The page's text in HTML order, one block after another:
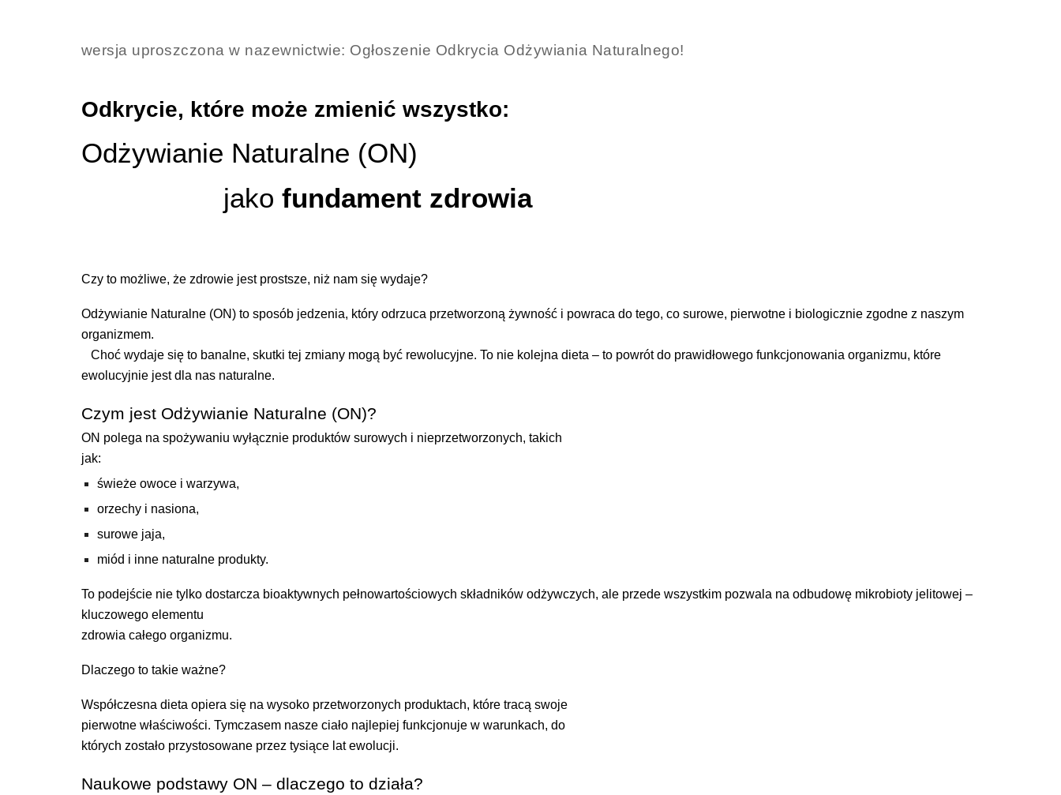
wersja uproszczona w nazewnictwie: Ogłoszenie Odkrycia Odżywiania Naturalnego!
Odkrycie, które może zmienić wszystko:
Odżywianie Naturalne (ON)
jako fundament zdrowia
Czy to możliwe, że zdrowie jest prostsze, niż nam się wydaje?
Odżywianie Naturalne (ON) to sposób jedzenia, który odrzuca przetworzoną żywność i powraca do tego, co surowe, pierwotne i biologicznie zgodne z naszym
organizmem.
Choć wydaje się to banalne, skutki tej zmiany mogą być rewolucyjne. To nie kolejna dieta – to powrót do prawidłowego funkcjonowania organizmu, które
ewolucyjnie jest dla nas naturalne.
Czym jest Odżywianie Naturalne (ON)?
ON polega na spożywaniu wyłącznie produktów surowych i nieprzetworzonych, takich
jak:
świeże owoce i warzywa,
orzechy i nasiona,
surowe jaja,
miód i inne naturalne produkty.
To podejście nie tylko dostarcza bioaktywnych pełnowartościowych składników odżywczych, ale przede wszystkim pozwala na odbudowę mikrobioty jelitowej –
kluczowego elementu
zdrowia całego organizmu.
Dlaczego to takie ważne?
Współczesna dieta opiera się na wysoko przetworzonych produktach, które tracą swoje
pierwotne właściwości. Tymczasem nasze ciało najlepiej funkcjonuje w warunkach, do
których zostało przystosowane przez tysiące lat ewolucji.
Naukowe podstawy ON – dlaczego to działa?